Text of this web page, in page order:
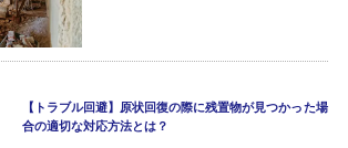
【トラブル回避】原状回復の際に残置物が見つかった場
合の適切な対応方法とは？